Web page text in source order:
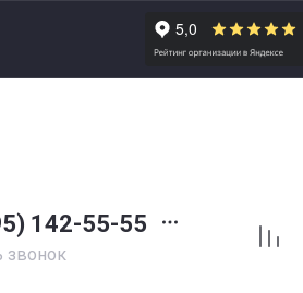
142-55-55
звонок